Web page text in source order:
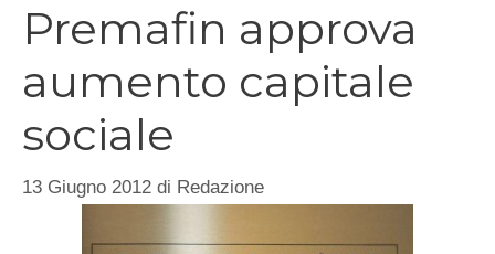
Premafin approva
aumento capitale
sociale
13 Giugno 2012 di Redazione